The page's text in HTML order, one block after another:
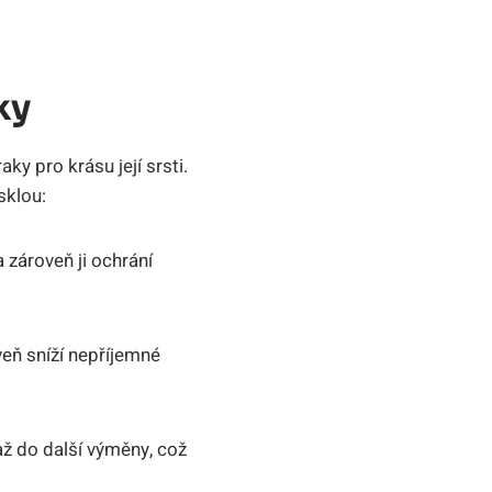
pro krásu její srsti.
ji ochrání
sníží nepříjemné
do další výměny, což